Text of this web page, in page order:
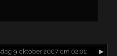
9 oktober 2007 om 02:01:
▶